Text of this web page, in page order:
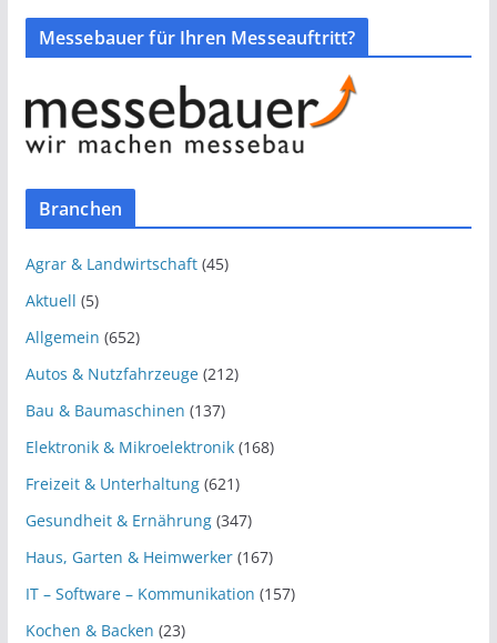
Messebauer für Ihren Messeauftritt?
Branchen
Agrar & Landwirtschaft(45)
Aktuell (5)
Allgemein (652)
Autos & Nutzfahrzeuge(212)
Bau & Baumaschinen (137)
Elektronik & Mikroelektronik(168)
Freizeit & Unterhaltung(621)
Gesundheit & Ernährung(347)
Haus, Garten & Heimwerker(167)
IT – Software – Kommunikation (157)
Kochen & Backen (23)